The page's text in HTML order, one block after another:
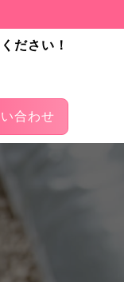
ださい！
合わせ